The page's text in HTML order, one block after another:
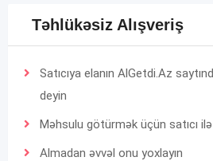
Təhlükəsiz Alışveriş
Satıcıya elanın AlGetdi.Az
deyin
Məhsulu götürmək üçün satıcı
Almadan əvvəl onu yoxlayın